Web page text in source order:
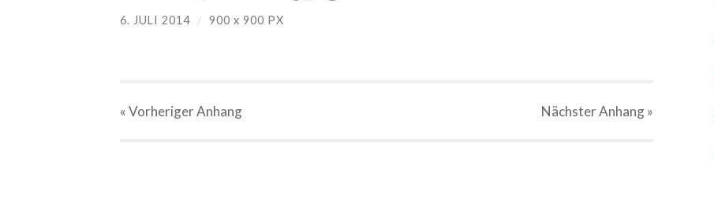
6. JULI 2014 / 900 x 900 PX
« VorherigerAnhang NächsterAnhang»